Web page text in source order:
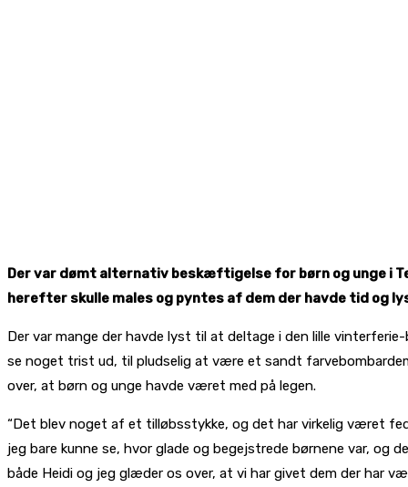
Der var dømt alternativ beskæftigelse for børn og unge i
herefter skulle males og pyntes af dem der havde tid og
Der var mange der havde lyst til at deltage i den lille
se noget trist ud, til pludselig at være et sandt
over, at børn og unge havde været med på legen.
“Det blev noget af et tilløbsstykke, og det har virkelig været
jeg bare kunne se, hvor glade og begejstrede børnene var,
både Heidi og jeg glæder os over, at vi har givet dem der har